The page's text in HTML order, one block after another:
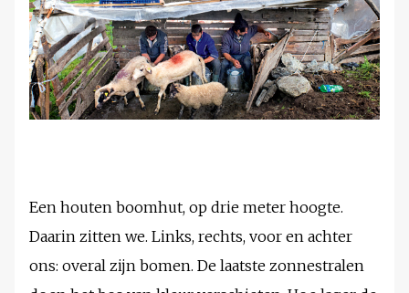
Een houten boomhut, op drie meter hoogte.
Daarin zitten we. Links, rechts, voor en achter
ons: overal zijn bomen. De laatste zonnestralen